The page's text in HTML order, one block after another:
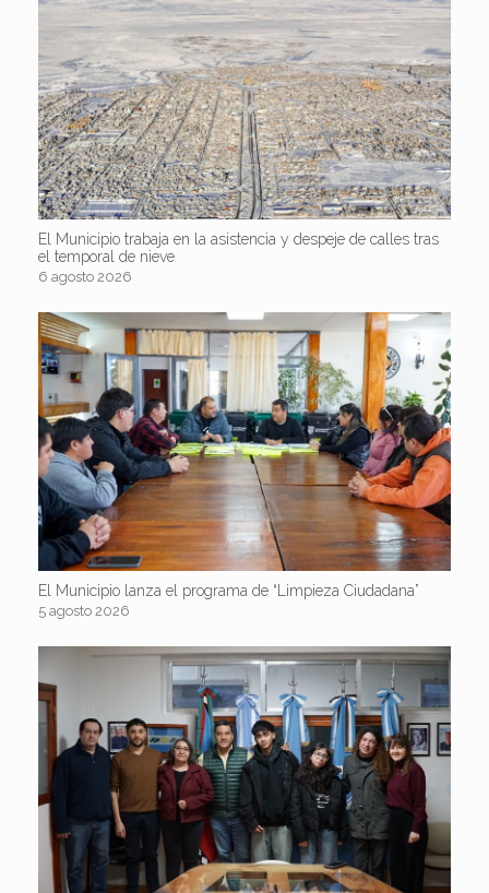
El Municipio trabaja en la asistencia y despeje de calles tras
el temporal de nieve
6 agosto 2026
El Municipio lanza el programa de “Limpieza Ciudadana”
5 agosto 2026